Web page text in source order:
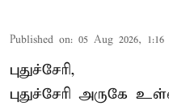
Published on: 05 Aug 2026, 1:16
புதுச்சேரி,
புதுச்சேரி அருகே